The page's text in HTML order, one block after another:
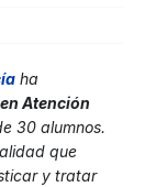
a ha
Atención
30 alumnos.
que
y tratar